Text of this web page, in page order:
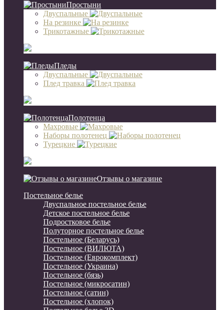
Простыни
Двуспальные
На резинке
Трикотажные
Пледы
Двуспальные
Плед травка
Полотенца
Махровые
Наборы полотенец
Турецкие
Отзывы о магазине
Постельное белье
Двуспальное постельное белье
Детское постельное белье
Подростковое белье
Полуторное постельное белье
Постельное (Беларусь)
Постельное (ВИЛЮТА)
Постельное (Еврокомплект)
Постельное (Украина)
Постельное (бязь)
Постельное (микросатин)
Постельное (сатин)
Постельное (хлопок)